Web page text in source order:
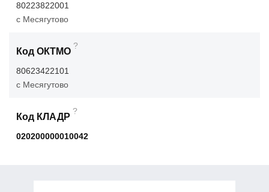
80223822001
с Месягутово
Код ОКТМО
?
80623422101
с Месягутово
Код КЛАДР
?
020200000010042